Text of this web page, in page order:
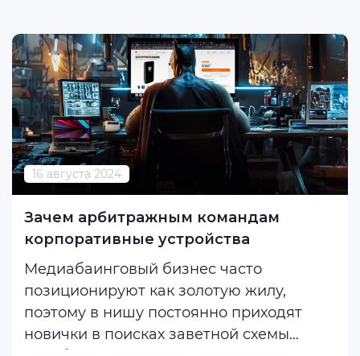
16 августа 2024
Зачем арбитражным командам
корпоративные устройства
Медиабаинговый бизнес часто
позиционируют как золотую жилу,
поэтому в нишу постоянно приходят
новички в поисках заветной схемы